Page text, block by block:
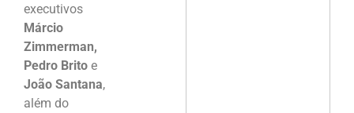
executivos
Márcio
Zimmerman,
Pedro Brito e
João Santana,
além do